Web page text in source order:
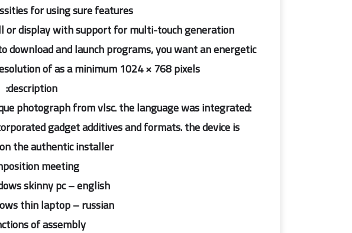
for using sure features.
display with support for multi-touch generation.
and launch programs, you want an energetic
of as a minimum 1024 × 768 pixels.
description:
photograph from vlsc. the language was integrated:
gadget additives and formats. the device is
the authentic installer
meeting
skinny pc – english
thin laptop – russian
of assembly :-